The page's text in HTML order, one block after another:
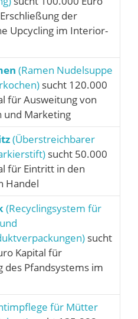
der
Upcycling im Interior-
(Ramen Nudelsuppe
sucht 120.000
für Ausweitung von
und Marketing
(Überstreichbarer
sucht 50.000
für Eintritt in den
Handel
(Recyclingsystem für
sucht
Kapital für
des Pfandsystems im
für Mütter